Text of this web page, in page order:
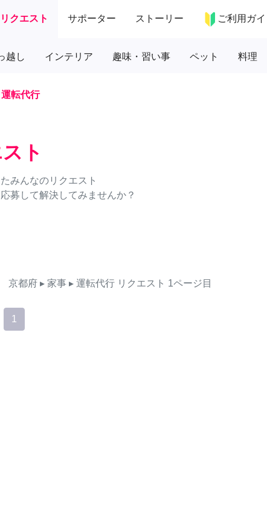
リクエスト サポーター ストーリー ご利用ガイ
越し インテリア 趣味・習い事 ペット 料理
運転代行
ト
みんなのリクエスト
募して解決してみませんか？
京都府 ▸ 家事 ▸ 運転代行 リクエスト 1ページ目
1